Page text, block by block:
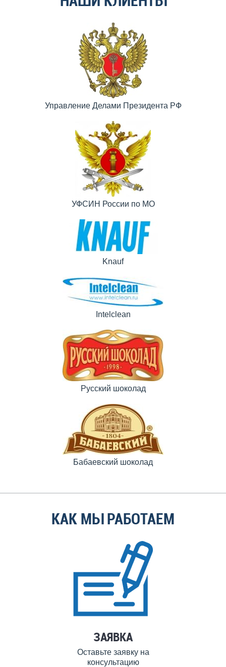
Управление Делами Президента РФ
УФСИН России по МО
Knauf
Intelclean
Русский шоколад
Бабаевский шоколад
КАК МЫ РАБОТАЕМ
ЗАЯВКА
Оставьте заявку на
консультацию